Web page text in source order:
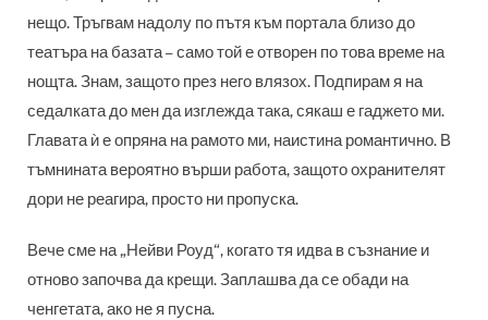
нещо. Тръгвам надолу по пътя към портала близо до
театъра на базата – само той е отворен по това време на
нощта. Знам, защото през него влязох. Подпирам я на
седалката до мен да изглежда така, сякаш е гаджето ми.
Главата ѝ е опряна на рамото ми, наистина романтично. В
тъмнината вероятно върши работа, защото охранителят
дори не реагира, просто ни пропуска.
Вече сме на „Нейви Роуд“, когато тя идва в съзнание и
отново започва да крещи. Заплашва да се обади на
ченгетата, ако не я пусна.